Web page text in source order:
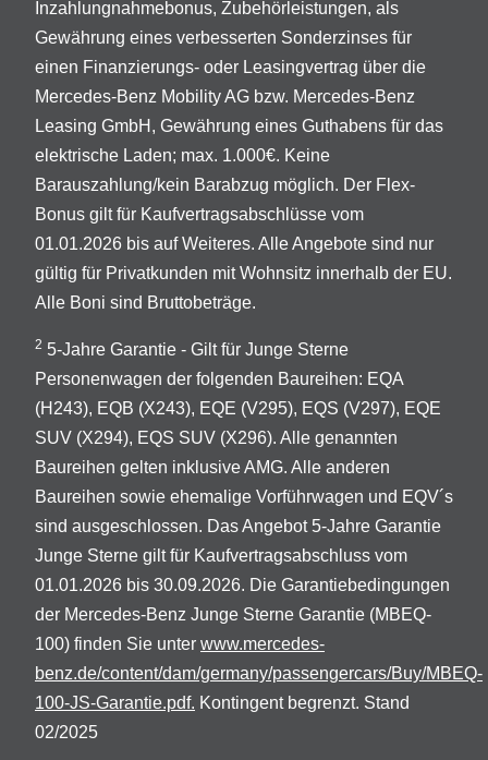
Inzahlungnahmebonus, Zubehörleistungen, als
Gewährung eines verbesserten Sonderzinses für
einen Finanzierungs- oder Leasingvertrag über die
Mercedes-Benz Mobility AG bzw. Mercedes-Benz
Leasing GmbH, Gewährung eines Guthabens für das
elektrische Laden; max. 1.000€. Keine
Barauszahlung/kein Barabzug möglich. Der Flex-
Bonus gilt für Kaufvertragsabschlüsse vom
01.01.2026 bis auf Weiteres. Alle Angebote sind nur
gültig für Privatkunden mit Wohnsitz innerhalb der EU.
Alle Boni sind Bruttobeträge.
2 5-Jahre Garantie - Gilt für Junge Sterne
Personenwagen der folgenden Baureihen: EQA
(H243), EQB (X243), EQE (V295), EQS (V297), EQE
SUV (X294), EQS SUV (X296). Alle genannten
Baureihen gelten inklusive AMG. Alle anderen
Baureihen sowie ehemalige Vorführwagen und EQV´s
sind ausgeschlossen. Das Angebot 5-Jahre Garantie
Junge Sterne gilt für Kaufvertragsabschluss vom
01.01.2026 bis 30.09.2026. Die Garantiebedingungen
der Mercedes-Benz Junge Sterne Garantie (MBEQ-
100) finden Sie unter www.mercedes-
benz.de/content/dam/germany/passengercars/Buy/MBEQ-
100-JS-Garantie.pdf. Kontingent begrenzt. Stand
02/2025